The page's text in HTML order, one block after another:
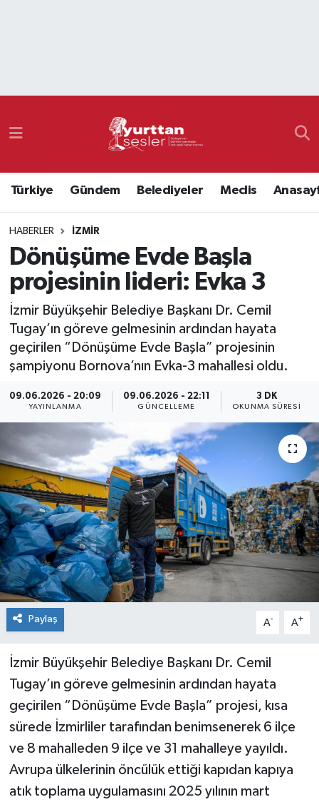
Türkiye Gündem Belediyeler Meclis
HABERLER İZMIR
Dönüşüme Evde Başla
projesinin lideri: Evka 3
İzmir Büyükşehir Belediye Başkanı Dr. Cemil
Tugay’ın göreve gelmesinin ardından hayata
geçirilen “Dönüşüme Evde Başla” projesinin
şampiyonu Bornova’nın Evka-3 mahallesi oldu.
09.06.2026 - 20:09
YAYINLANMA
09.06.2026 - 22:11
GÜNCELLEME
3 DK
OKUNMA SÜRESI
Paylaş A- A+
İzmir Büyükşehir Belediye Başkanı Dr. Cemil
Tugay’ın göreve gelmesinin ardından hayata
geçirilen “Dönüşüme Evde Başla” projesi, kısa
sürede İzmirliler tarafından benimsenerek 6 ilçe
ve 8 mahalleden 9 ilçe ve 31 mahalleye yayıldı.
Avrupa ülkelerinin öncülük ettiği kapıdan kapıya
atık toplama uygulamasını 2025 yılının mart
Namaz Vakitleri
Süper Lig Puan Durumu ve Fikstür
Tüm Manşetler
Son Dakika Haberleri
Haber Arşivi